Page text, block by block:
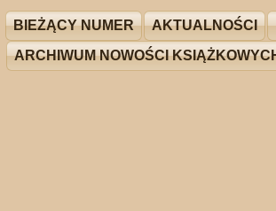
BIEŻĄCY NUMER AKTUALNOŚCI
ARCHIWUM NOWOŚCI